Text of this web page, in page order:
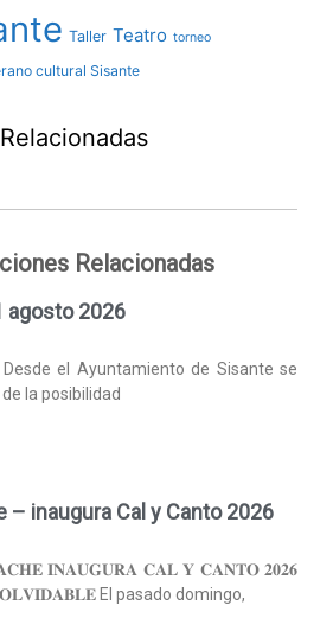
Taller Teatro torneo
cultural Sisante
Relacionadas
agosto 2026
el Ayuntamiento de Sisante se
la posibilidad
– inaugura Cal y Canto 2026
𝐈𝐍𝐀𝐔𝐆𝐔𝐑𝐀 𝐂𝐀𝐋 𝐘 𝐂𝐀𝐍𝐓𝐎 𝟐𝟎𝟐𝟔
El pasado domingo,